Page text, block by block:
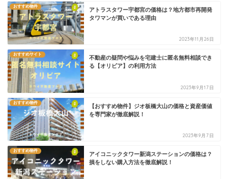
おすすめ物件
アトラスタワー宇都宮の価格は？地方都市再開発
タワマンが買いである理由
2023年11月26日
おすすめサイト
不動産の疑問や悩みを宅建士に匿名無料相談でき
る【オリビア】の利用方法
2023年9月17日
おすすめ物件
【おすすめ物件】ジオ板橋大山の価格と資産価値
を専門家が徹底解説！
2023年9月7日
おすすめ物件
アイコニックタワー新潟ステーションの価格は？
損をしない購入方法を徹底解説！